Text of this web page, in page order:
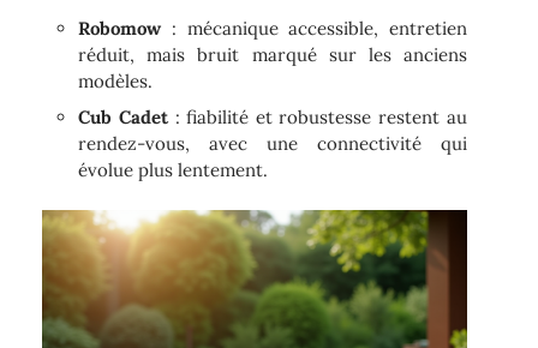
Robomow : mécanique accessible, entretien
réduit, mais bruit marqué sur les anciens
modèles.
Cub Cadet: fiabilité et robustesse restent au
rendez-vous, avec une connectivité qui
évolue plus lentement.